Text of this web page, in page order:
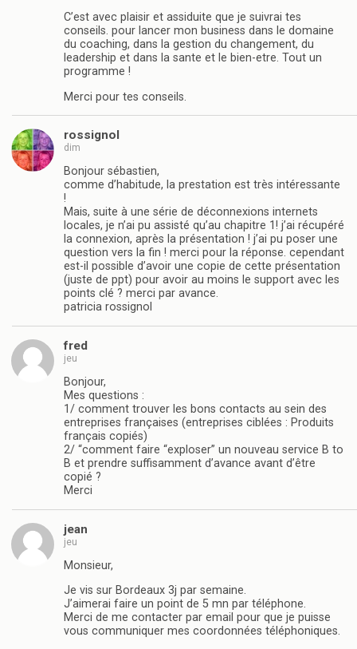
C’est avec plaisir et assiduite que je suivrai tes
conseils. pour lancer mon business dans le domaine
du coaching, dans la gestion du changement, du
leadership et dans la sante et le bien-etre. Tout un
programme !
Merci pour tes conseils.
rossignol
dim
Bonjour sébastien,
comme d’habitude, la prestation est très intéressante
!
Mais, suite à une série de déconnexions internets
locales, je n’ai pu assisté qu’au chapitre 1! j’ai récupéré
la connexion, après la présentation ! j’ai pu poser une
question vers la fin ! merci pour la réponse. cependant
est-il possible d’avoir une copie de cette présentation
(juste de ppt) pour avoir au moins le support avec les
points clé ? merci par avance.
patricia rossignol
fred
jeu
Bonjour,
Mes questions :
1/ comment trouver les bons contacts au sein des
entreprises françaises (entreprises ciblées : Produits
français copiés)
2/ “comment faire “exploser” un nouveau service B to
B et prendre suffisamment d’avance avant d’être
copié ?
Merci
jean
jeu
Monsieur,
Je vis sur Bordeaux 3j par semaine.
J’aimerai faire un point de 5 mn par téléphone.
Merci de me contacter par email pour que je puisse
vous communiquer mes coordonnées téléphoniques.